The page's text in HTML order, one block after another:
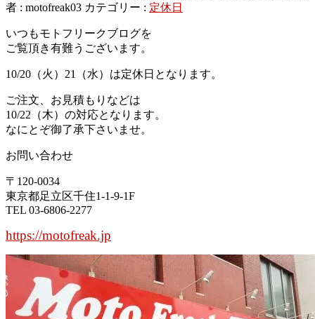
者 : motofreak03 カテゴリー : 定休日
いつもモトフリークブログを
ご覧頂き有難うございます。
10/20（火）21（水）は定休日となります。
ご注文、お見積もりなどは
10/22（木）の対応となります。
なにとぞ御了承下さいませ。
お問い合わせ
〒120-0034
東京都足立区千住1-1-9-1F
TEL 03-6806-2277
https://motofreak.jp